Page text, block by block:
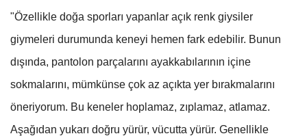
"Özellikle doğa sporları yapanlar açık renk giysiler
giymeleri durumunda keneyi hemen fark edebilir. Bunun
dışında, pantolon parçalarını ayakkabılarının içine
sokmalarını, mümkünse çok az açıkta yer bırakmalarını
öneriyorum. Bu keneler hoplamaz, zıplamaz, atlamaz.
Aşağıdan yukarı doğru yürür, vücutta yürür. Genellikle